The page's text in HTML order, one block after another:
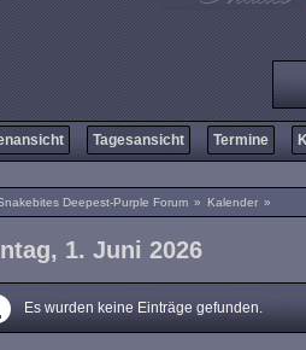
Tagesansicht Termine
Deepest-Purple Forum » Kalender »
1. Juni 2026
Es wurden keine Einträge gefunden.